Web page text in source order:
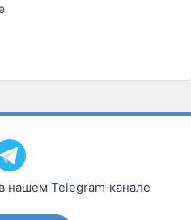
нашем Telegram‑канале